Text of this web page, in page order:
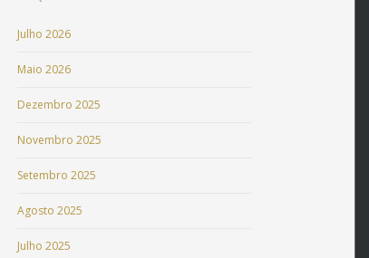
Julho 2026
Maio 2026
Dezembro 2025
Novembro 2025
Setembro 2025
Agosto 2025
Julho 2025